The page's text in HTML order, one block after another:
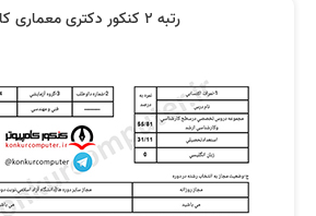
رتبه 2 کنکور دکتری معماری کامپیوتر